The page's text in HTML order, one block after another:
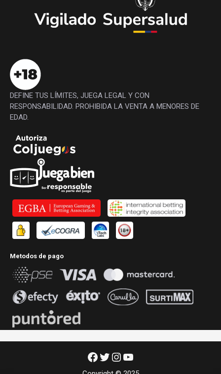
DEFINE TUS LÍMITES, JUEGA LEGAL Y CON
RESPONSABILIDAD. PROHIBIDA LA VENTA A MENORES DE
EDAD.
Metodos de pago
Facebook
Twitter
Instagram
YouTube